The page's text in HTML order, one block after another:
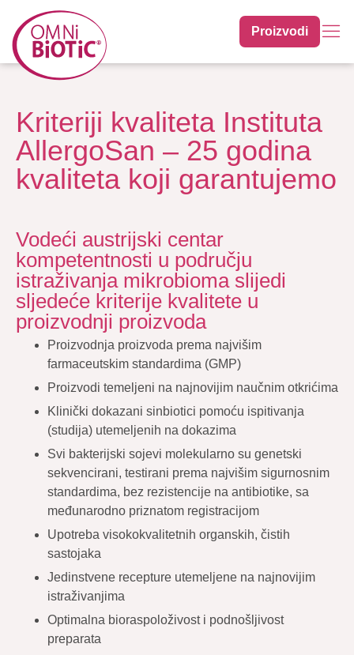
Proizvodi
Kriteriji kvaliteta Instituta
AllergoSan – 25 godina
kvaliteta koji garantujemo
Vodeći austrijski centar
kompetentnosti u području
istraživanja mikrobioma slijedi
sljedeće kriterije kvalitete u
proizvodnji proizvoda
Proizvodnja proizvoda prema najvišim
farmaceutskim standardima (GMP)
Proizvodi temeljeni na najnovijim naučnim otkrićima
Klinički dokazani sinbiotici pomoću ispitivanja
(studija) utemeljenih na dokazima
Svi bakterijski sojevi molekularno su genetski
sekvencirani, testirani prema najvišim sigurnosnim
standardima, bez rezistencije na antibiotike, sa
međunarodno priznatom registracijom
Upotreba visokokvalitetnih organskih, čistih
sastojaka
Jedinstvene recepture utemeljene na najnovijim
istraživanjima
Optimalna bioraspoloživost i podnošljivost
preparata